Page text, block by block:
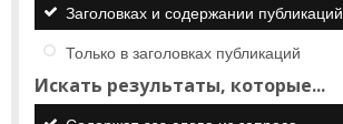
Заголовках и содержании публикаций
Только в заголовках публикаций
Искать результаты, которые...